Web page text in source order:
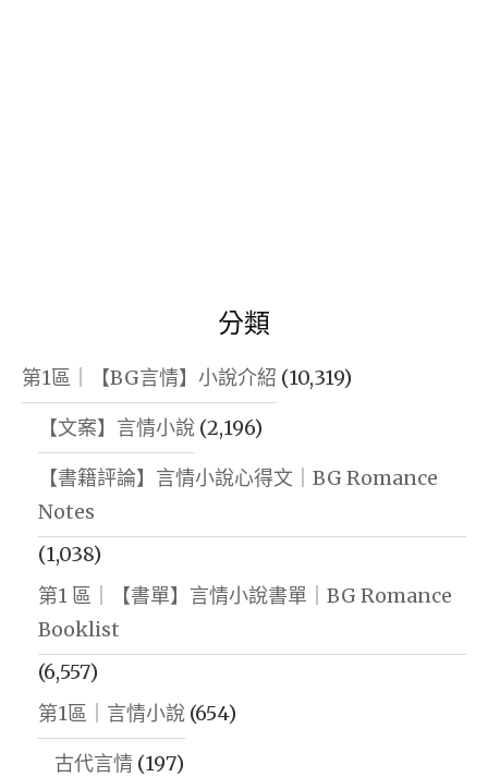
分類
第1區｜【BG言情】小說介紹 (10,319)
【文案】言情小說 (2,196)
【書籍評論】言情小說心得文｜BG Romance
Notes
(1,038)
第1 區｜【書單】言情小說書單｜BG Romance
Booklist
(6,557)
第1區｜言情小說 (654)
古代言情 (197)